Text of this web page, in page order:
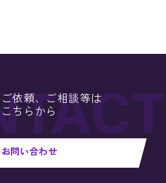
依頼、ご相談等は
こちらから
お問い合わせ